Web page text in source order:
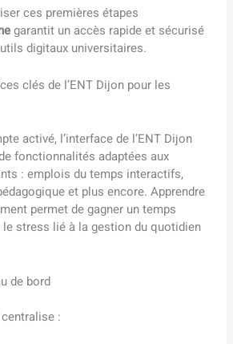
ces premières étapes
garantit un accès rapide et sécurisé
digitaux universitaires.
clés de l’ENT Dijon pour les
activé, l’interface de l’ENT Dijon
fonctionnalités adaptées aux
: emplois du temps interactifs,
et plus encore. Apprendre
permet de gagner un temps
le stress lié à la gestion du quotidien
de bord
: